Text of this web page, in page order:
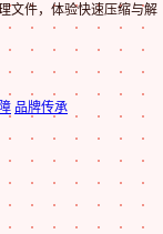
文件，体验快速压缩与解
品牌传承